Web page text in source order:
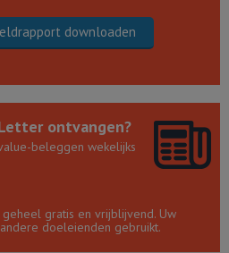
downloaden
ontvangen?
beleggen wekelijks
gratis en vrijblijvend. Uw
doeleienden gebruikt.